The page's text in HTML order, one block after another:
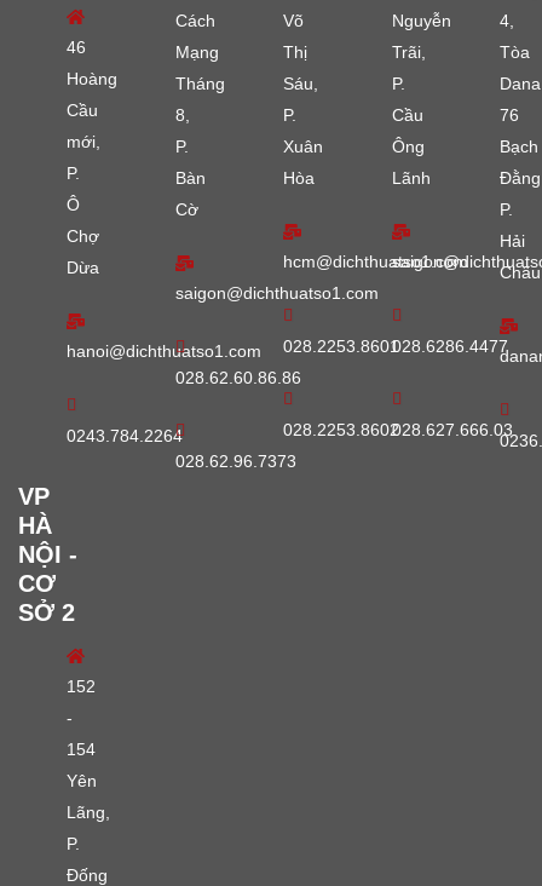
46
Hoàng
Cầu
mới,
P.
Ô
Chợ
Dừa
hanoi@dichthuatso1.com
0243.784.2264
VP
HÀ
NỘI -
CƠ
SỞ 2
152
-
154
Yên
Lãng,
P.
Đống
Cách
Mạng
Tháng
8,
P.
Bàn
Cờ
saigon@dichthuatso1.com
028.62.60.86.86
028.62.96.7373
Võ
Thị
Sáu,
P.
Xuân
Hòa
hcm@dichthuatso1.com
028.2253.8601
028.2253.8602
Nguyễn
Trãi,
P.
Cầu
Ông
Lãnh
028.6286.4477
028.627.666.03
4,
Tòa
76
Bạch
P.
Hải
Châu